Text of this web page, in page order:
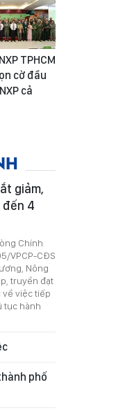
TPHCM
cờ đầu
cả
giảm,
đến 4
Chính
VPCP-CĐS
Nông
truyền đạt
việc tiếp
tục hành
phố